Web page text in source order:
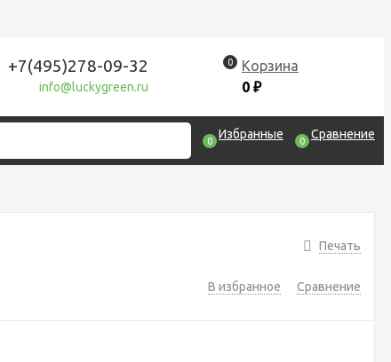
+7(495)278-09-32
info@luckygreen.ru
0
Корзина
0 ₽
0 Избранные 0 Сравнение
Печать
В избранное Сравнение